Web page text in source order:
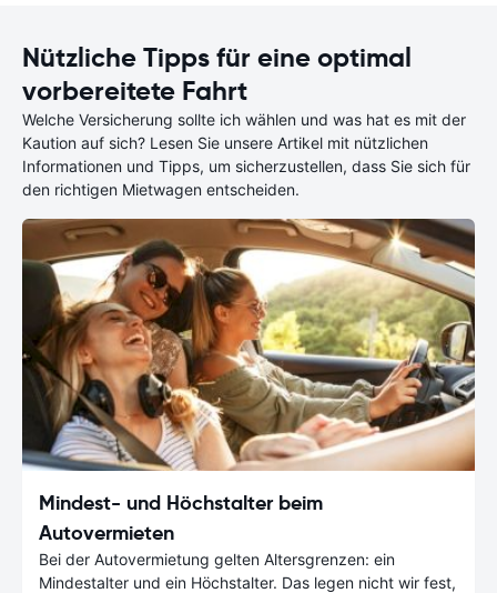
Nützliche Tipps für eine optimal
vorbereitete Fahrt
Welche Versicherung sollte ich wählen und was hat es mit der
Kaution auf sich? Lesen Sie unsere Artikel mit nützlichen
Informationen und Tipps, um sicherzustellen, dass Sie sich für
den richtigen Mietwagen entscheiden.
Mindest- und Höchstalter beim
Autovermieten
Bei der Autovermietung gelten Altersgrenzen: ein
Mindestalter und ein Höchstalter. Das legen nicht wir fest,